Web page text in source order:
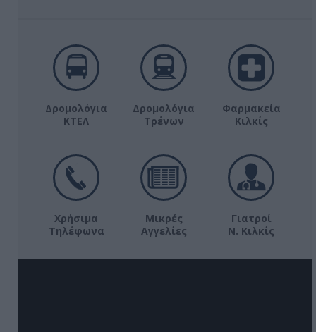
Δρομολόγια
ΚΤΕΛ
Δρομολόγια
Τρένων
Φαρμακεία
Κιλκίς
Χρήσιμα
Τηλέφωνα
Μικρές
Αγγελίες
Γιατροί
Ν. Κιλκίς